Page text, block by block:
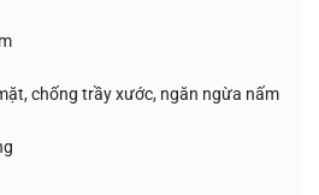
chống trầy xước, ngăn ngừa nấm